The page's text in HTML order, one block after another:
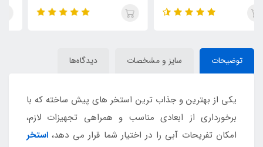
توضیحات سایز و مشخصات دیدگاه‌ها
یکی از بهترین و جذاب ترین استخر های پیش ساخته که با
برخورداری از ابعادی مناسب و همراهی تجهیزات لازم،
امکان تفریحات آبی را در اختیار شما قرار می دهد، استخر